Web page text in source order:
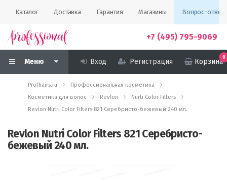
Каталог Доставка Гарантия Магазины Вопрос-ответ
+7 (495) 795-9069
Меню Вход Регистрация Корзина
0
Profhairs.ru
Профессиональная косметика
Косметика для волос
Revlon
Nurti Color Filters
Revlon Nutri Color Filters 821 Серебристо-бежевый 240 мл.
Revlon Nutri Color Filters 821 Серебристо-
бежевый 240 мл.